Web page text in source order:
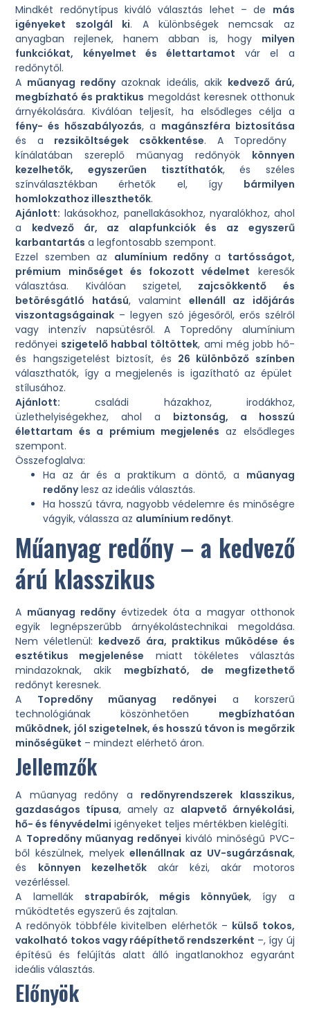
Mindkét redőnytípus kiváló választás lehet – de más
igényeket szolgál ki. A különbségek nemcsak az
anyagban rejlenek, hanem abban is, hogy milyen
funkciókat, kényelmet és élettartamot vár el a
redőnytől.
A műanyag redőnyazoknak ideális, akik kedvező árú,
megbízható és praktikus megoldást keresnek otthonuk
árnyékolására. Kiválóan teljesít, ha elsődleges célja a
fény- és hőszabályozás, a magánszféra biztosítása
és a rezsiköltségek csökkentése. A Topredőny
kínálatában szereplő műanyag redőnyök könnyen
kezelhetők, egyszerűen tisztíthatók, és széles
színválasztékban érhetők el, így bármilyen
homlokzathoz illeszthetők.
Ajánlott: lakásokhoz, panellakásokhoz, nyaralókhoz, ahol
a kedvező ár, az alapfunkciók és az egyszerű
karbantartás a legfontosabb szempont.
Ezzel szemben az alumínium redőnya tartósságot,
prémium minőséget és fokozott védelmet keresők
választása. Kiválóan szigetel, zajcsökkentő és
betörésgátló hatású, valamintellenáll az időjárás
viszontagságainak – legyen szó jégesőről, erős szélről
vagy intenzív napsütésről. A Topredőny alumínium
redőnyei szigetelő habbal töltöttek, ami még jobb hő-
és hangszigetelést biztosít, és 26 különböző színben
választhatók, így a megjelenés is igazítható az épület
stílusához.
Ajánlott: családi házakhoz, irodákhoz,
üzlethelyiségekhez, ahol a biztonság, a hosszú
élettartam és a prémium megjelenés az elsődleges
szempont.
Összefoglalva:
Ha az ár és a praktikum a döntő, a műanyag
redőnylesz az ideális választás.
Ha hosszú távra, nagyobb védelemre és minőségre
vágyik, válassza az alumínium redőnyt.
Műanyag redőny – a kedvező
árú klasszikus
A műanyag redőnyévtizedek óta a magyar otthonok
egyik legnépszerűbb árnyékolástechnikai megoldása.
Nem véletlenül: kedvező ára, praktikus működése és
esztétikus megjelenése miatt tökéletes választás
mindazoknak, akik megbízható, de megfizethető
redőnyt keresnek.
A Topredőny műanyag redőnyei a korszerű
technológiának köszönhetően megbízhatóan
működnek, jól szigetelnek, és hosszú távon is megőrzik
minőségüket – mindezt elérhető áron.
Jellemzők
A műanyag redőny a redőnyrendszerek klasszikus,
gazdaságos típusa, amely az alapvető árnyékolási,
hő- és fényvédelmi igényeket teljes mértékben kielégíti.
A Topredőny műanyag redőnyei kiváló minőségű PVC-
ből készülnek, melyekellenállnak az UV-sugárzásnak,
és könnyen kezelhetőkakár kézi, akár motoros
vezérléssel.
A lamellák strapabírók, mégis könnyűek, így a
működtetés egyszerű és zajtalan.
A redőnyök többféle kivitelben elérhetők – külső tokos,
vakolható tokos vagy ráépíthető rendszerként –, így új
építésű és felújítás alatt álló ingatlanokhoz egyaránt
ideális választás.
Előnyök